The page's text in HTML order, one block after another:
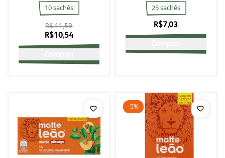
10 sachês
R$10,54
R$ 11,59
25 sachês
R$7,03
-5%